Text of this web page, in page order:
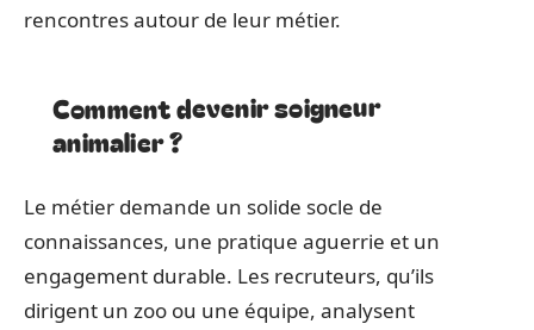
rencontres autour de leur métier.
Comment devenir soigneur
animalier ?
Le métier demande un solide socle de
connaissances, une pratique aguerrie et un
engagement durable. Les recruteurs, qu’ils
dirigent un zoo ou une équipe, analysent